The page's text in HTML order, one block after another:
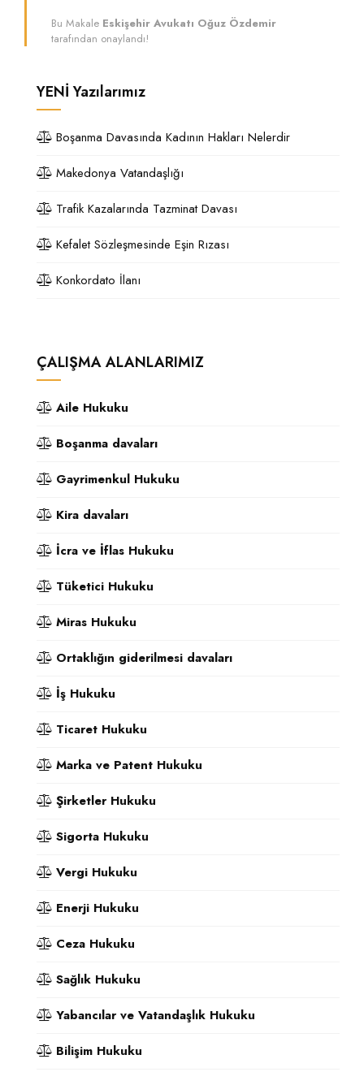
Bu Makale Eskişehir Avukatı Oğuz Özdemir
tarafından onaylandı!
YENİYazılarımız
Boşanma Davasında Kadının Hakları Nelerdir
Makedonya Vatandaşlığı
Trafik Kazalarında Tazminat Davası
Kefalet Sözleşmesinde Eşin Rızası
Konkordato İlanı
ÇALIŞMA ALANLARIMIZ
Aile Hukuku
Boşanma davaları
Gayrimenkul Hukuku
Kira davaları
İcra ve İflas Hukuku
Tüketici Hukuku
Miras Hukuku
Ortaklığın giderilmesi davaları
İş Hukuku
Ticaret Hukuku
Marka ve Patent Hukuku
Şirketler Hukuku
Sigorta Hukuku
Vergi Hukuku
Enerji Hukuku
Ceza Hukuku
Sağlık Hukuku
Yabancılar ve Vatandaşlık Hukuku
Bilişim Hukuku